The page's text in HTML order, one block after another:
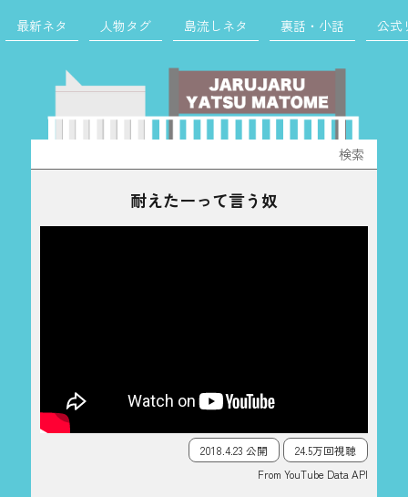
最新ネタ 人物タグ 島流しネタ 裏話・小話 公式
索:
耐えたーって言う奴
2018.4.23 公開
24.5万回視聴
From YouTube Data API